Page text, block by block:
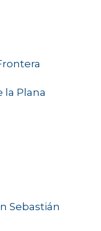
la Plana
Sebastián